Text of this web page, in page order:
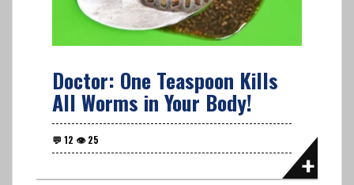
Doctor: One Teaspoon Kills
All Worms in Your Body!